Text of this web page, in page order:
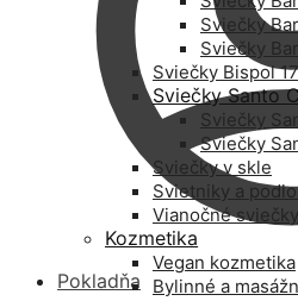
Pokladňa
Sviečky
Sviečky
Sviečky Bispol
Sviečky Santo
Sviečky
Sviečky
Sviečky v skle
Svietniky a
Vianočné sviečky
Kozmetika
Vegan kozmetika
Bylinné a